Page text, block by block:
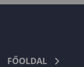
FŐOLDAL